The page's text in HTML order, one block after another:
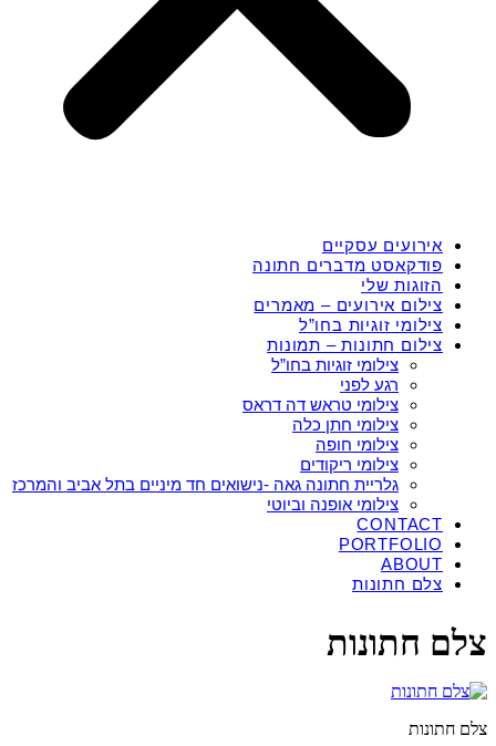
אירועים עסקיים
פודקאסט מדברים חתונה
הזוגות שלי
צילום אירועים – מאמרים
צילומי זוגיות בחו”ל
צילום חתונות – תמונות
צילומי זוגיות בחו”ל
רגע לפני
צילומי טראש דה דראס
צילומי חתן כלה
צילומי חופה
צילומי ריקודים
גלריית חתונה גאה -נישואים חד מיניים בתל אביב והמרכז
צילומי אופנה וביוטי
CONTACT
PORTFOLIO
ABOUT
צלם חתונות
צלם חתונות
צלם חתונות